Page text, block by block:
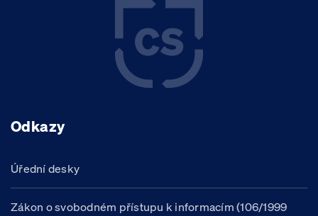
Odkazy
Úřední desky
Zákon o svobodném přístupu k informacím (106/1999